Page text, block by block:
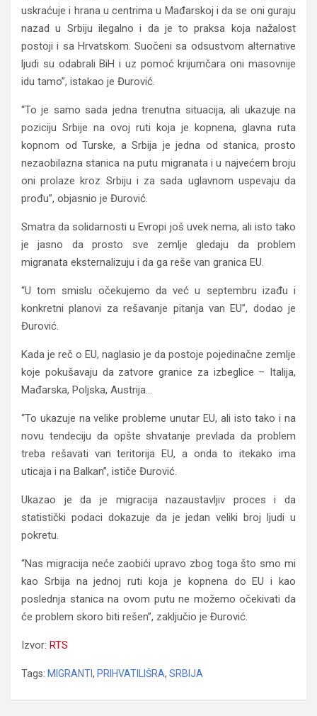
uskraćuje i hrana u centrima u Mađarskoj i da se oni guraju
nazad u Srbiju ilegalno i da je to praksa koja nažalost
postoji i sa Hrvatskom. Suočeni sa odsustvom alternative
ljudi su odabrali BiH i uz pomoć krijumčara oni masovnije
idu tamo”, istakao je Đurović.
“To je samo sada jedna trenutna situacija, ali ukazuje na
poziciju Srbije na ovoj ruti koja je kopnena, glavna ruta
kopnom od Turske, a Srbija je jedna od stanica, prosto
nezaobilazna stanica na putu migranata i u najvećem broju
oni prolaze kroz Srbiju i za sada uglavnom uspevaju da
prođu”, objasnio je Đurović.
Smatra da solidarnosti u Evropi još uvek nema, ali isto tako
je jasno da prosto sve zemlje gledaju da problem
migranata eksternalizuju i da ga reše van granica EU.
“U tom smislu očekujemo da već u septembru izađu i
konkretni planovi za rešavanje pitanja van EU”, dodao je
Đurović.
Kada je reč o EU, naglasio je da postoje pojedinačne zemlje
koje pokušavaju da zatvore granice za izbeglice – Italija,
Mađarska, Poljska, Austrija…
“To ukazuje na velike probleme unutar EU, ali isto tako i na
novu tendeciju da opšte shvatanje prevlada da problem
treba rešavati van teritorija EU, a onda to itekako ima
uticaja i na Balkan”, ističe Đurović.
Ukazao je da je migracija nazaustavljiv proces i da
statistički podaci dokazuje da je jedan veliki broj ljudi u
pokretu.
“Nas migracija neće zaobići upravo zbog toga što smo mi
kao Srbija na jednoj ruti koja je kopnena do EU i kao
poslednja stanica na ovom putu ne možemo očekivati da
će problem skoro biti rešen”, zaključio je Đurović.
Izvor: RTS
Tags: MIGRANTI, PRIHVATILIŠRA, SRBIJA